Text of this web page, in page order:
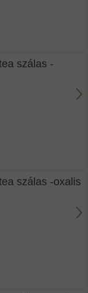
szálas -
szálas -oxalis